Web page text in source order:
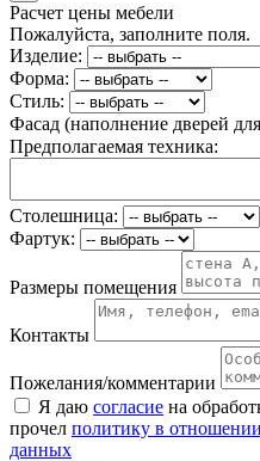
Расчет цены мебели
Пожалуйста, заполните поля.
Изделие:
Форма:
Стиль:
Фасад (наполнение дверей
Предполагаемая техника:
Столешница:
Фартук:
Размеры помещения
Контакты
Пожелания/комментарии
Я даю согласие на
прочел политику в
данных